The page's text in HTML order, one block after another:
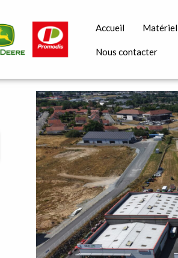
Accueil Matériel
Nous contacter